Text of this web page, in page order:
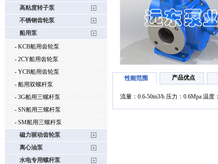
高粘度转子泵
不锈钢齿轮泵
船用泵
- KCB船用齿轮泵
- 2CY船用齿轮泵
- YCB船用齿轮泵
- 船用双螺杆泵
- 3G船用三螺杆泵
- SN船用三螺杆泵
- SM船用三螺杆泵
磁力驱动齿轮泵
离心油泵
水电专用螺杆泵
性能范围 产品优点
流量：0.6-50m3/h 压力：0.6Mpa 温